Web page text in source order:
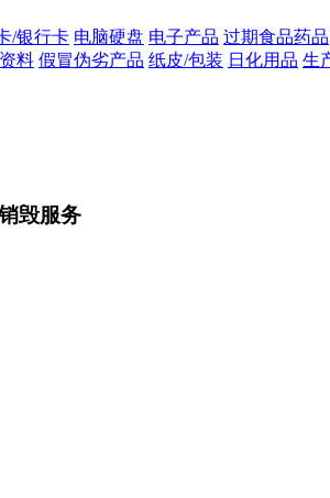
/银行卡 电脑硬盘 电子产品 过期食品药品
料 假冒伪劣产品 纸皮/包装 日化用品 生
毁服务